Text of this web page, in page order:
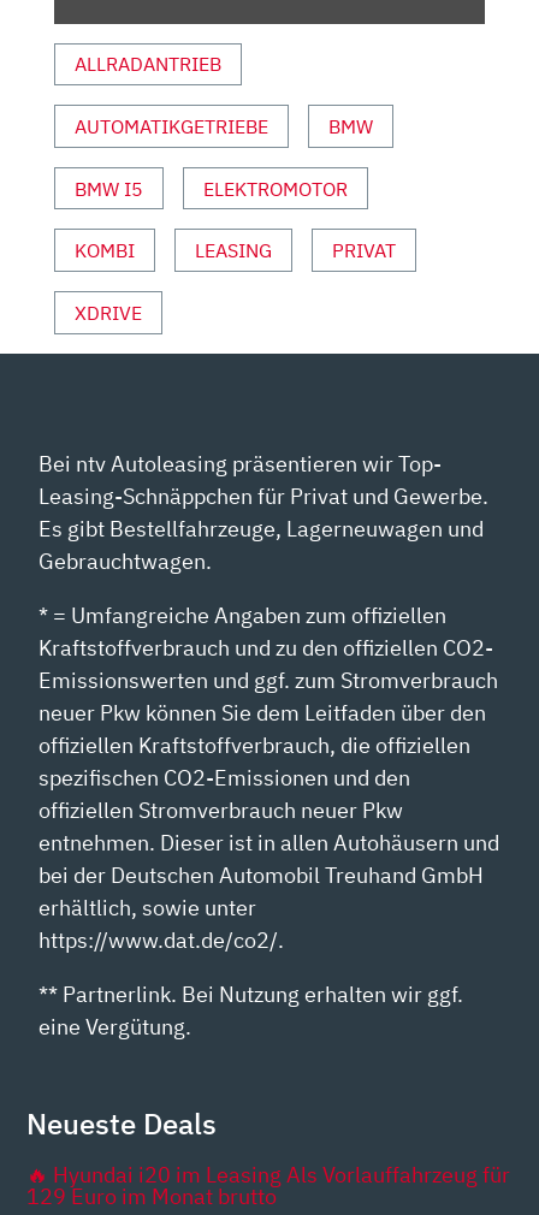
TOURING
VORSTELLUNG
MIT
PREISS“
VON
YOUTUBE
ANZEIGEN
ALLRADANTRIEB
AUTOMATIKGETRIEBE BMW
BMW I5 ELEKTROMOTOR
KOMBI LEASING PRIVAT
XDRIVE
Bei ntv Autoleasing präsentieren wir Top-
Leasing-Schnäppchen für Privat und Gewerbe.
Es gibt Bestellfahrzeuge, Lagerneuwagen und
Gebrauchtwagen.
* = Umfangreiche Angaben zum offiziellen
Kraftstoffverbrauch und zu den offiziellen CO2-
Emissionswerten und ggf. zum Stromverbrauch
neuer Pkw können Sie dem Leitfaden über den
offiziellen Kraftstoffverbrauch, die offiziellen
spezifischen CO2-Emissionen und den
offiziellen Stromverbrauch neuer Pkw
entnehmen. Dieser ist in allen Autohäusern und
bei der Deutschen Automobil Treuhand GmbH
erhältlich, sowie unter
https://www.dat.de/co2/.
** Partnerlink. Bei Nutzung erhalten wir ggf.
eine Vergütung.
Neueste Deals
🔥 Hyundai i20 im Leasing Als Vorlauffahrzeug für
129 Euro im Monat brutto